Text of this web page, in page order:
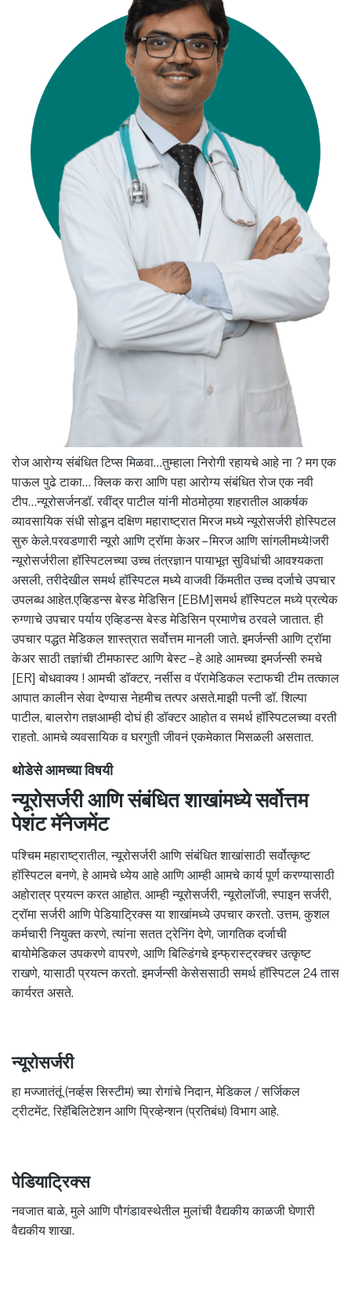
रोज आरोग्य संबंधित टिप्स मिळवा…तुम्हाला निरोगी रहायचे आहे ना ? मग एक
पाऊल पुढे टाका… क्लिक करा आणि पहा आरोग्य संबंधित रोज एक नवी
टीप…न्यूरोसर्जनडॉ. रवींद्र पाटील यांनी मोठमोठ्या शहरातील आकर्षक
व्यावसायिक संधी सोडून दक्षिण महाराष्ट्रात मिरज मध्ये न्यूरोसर्जरी होस्पिटल
सुरु केले.परवडणारी न्यूरो आणि ट्रॉमा केअर – मिरज आणि सांगलीमध्ये!जरी
न्यूरोसर्जरीला हॉस्पिटलच्या उच्च तंत्रज्ञान पायाभूत सुविधांची आवश्यकता
असली, तरीदेखील समर्थ हॉस्पिटल मध्ये वाजवी किंमतीत उच्च दर्जाचे उपचार
उपलब्ध आहेत.एव्हिडन्स बेस्ड मेडिसिन [EBM]समर्थ हॉस्पिटल मध्ये प्रत्येक
रुग्णाचे उपचार पर्याय एव्हिडन्स बेस्ड मेडिसिन प्रमाणेच ठरवले जातात. ही
उपचार पद्धत मेडिकल शास्त्रात सर्वोत्तम मानली जाते. इमर्जन्सी आणि ट्रॉमा
केअर साठी तज्ञांची टीमफास्ट आणि बेस्ट – हे आहे आमच्या इमर्जन्सी रुमचे
[ER] बोधवाक्य ! आमची डॉक्टर, नर्सीस व पॅरामेडिकल स्टाफची टीम तत्काल
आपात कालीन सेवा देण्यास नेहमीच तत्पर असते.माझी पत्नी डॉ. शिल्पा
पाटील, बालरोग तज्ञआम्ही दोघं ही डॉक्टर आहोत व समर्थ हॉस्पिटलच्या वरती
राहतो. आमचे व्यवसायिक व घरगुती जीवनं एकमेकात मिसळली असतात.
थोडेसे आमच्या विषयी
न्यूरोसर्जरी आणि संबंधित शाखांमध्ये सर्वोत्तम
पेशंट मॅनेजमेंट
पश्चिम महाराष्ट्रातील, न्यूरोसर्जरी आणि संबंधित शाखांसाठी सर्वोत्कृष्ट
हॉस्पिटल बनणे, हे आमचे ध्येय आहे आणि आम्ही आमचे कार्य पूर्ण करण्यासाठी
अहोरात्र प्रयत्न करत आहोत. आम्ही न्यूरोसर्जरी, न्यूरोलॉजी, स्पाइन सर्जरी,
ट्रॉमा सर्जरी आणि पेडियाट्रिक्स या शाखांमध्ये उपचार करतो. उत्तम, कुशल
कर्मचारी नियुक्त करणे, त्यांना सतत ट्रेनिंग देणे, जागतिक दर्जाची
बायोमेडिकल उपकरणे वापरणे, आणि बिल्डिंगचे इन्फ्रास्ट्रक्चर उत्कृष्ट
राखणे, यासाठी प्रयत्न करतो. इमर्जन्सी केसेससाठी समर्थ हॉस्पिटल 24 तास
कार्यरत असते.
न्यूरोसर्जरी
हा मज्जातंतूं (नर्व्हस सिस्टीम) च्या रोगांचे निदान, मेडिकल / सर्जिकल
ट्रीटमेंट, रिहॅबिलिटेशन आणि प्रिव्हेन्शन (प्रतिबंध) विभाग आहे.
पेडियाट्रिक्स
नवजात बाळे, मुले आणि पौगंडावस्थेतील मुलांची वैद्यकीय काळजी घेणारी
वैद्यकीय शाखा.